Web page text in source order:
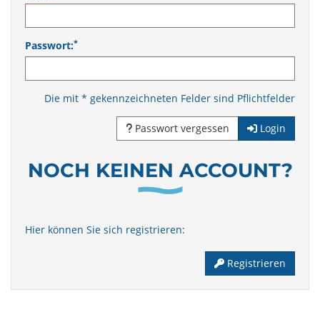
Passwort:*
Die mit * gekennzeichneten Felder sind Pflichtfelder
Passwort vergessen Login
NOCH KEINEN ACCOUNT?
Hier können Sie sich registrieren:
Registrieren